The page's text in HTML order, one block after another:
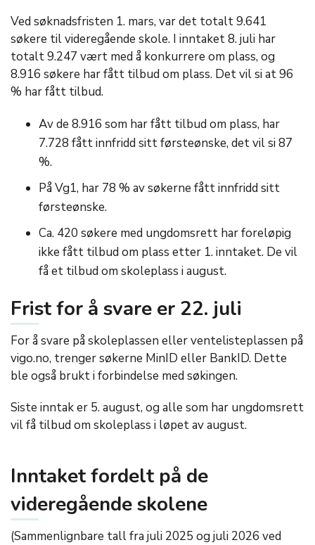
Ved søknadsfristen 1. mars, var det totalt 9.641
søkere til videregående skole. I inntaket 8. juli har
totalt 9.247 vært med å konkurrere om plass, og
8.916 søkere har fått tilbud om plass. Det vil si at 96
% har fått tilbud.
Av de 8.916 som har fått tilbud om plass, har
7.728 fått innfridd sitt førsteønske, det vil si 87
%.
På Vg1, har 78 % av søkerne fått innfridd sitt
førsteønske.
Ca. 420 søkere med ungdomsrett har foreløpig
ikke fått tilbud om plass etter 1. inntaket. De vil
få et tilbud om skoleplass i august.
Frist for å svare er 22. juli
For å svare på skoleplassen eller ventelisteplassen på
vigo.no, trenger søkerne MinID eller BankID. Dette
ble også brukt i forbindelse med søkingen.
Siste inntak er 5. august, og alle som har ungdomsrett
vil få tilbud om skoleplass i løpet av august.
Inntaket fordelt på de
videregående skolene
(Sammenlignbare tall fra juli 2025 og juli 2026 ved